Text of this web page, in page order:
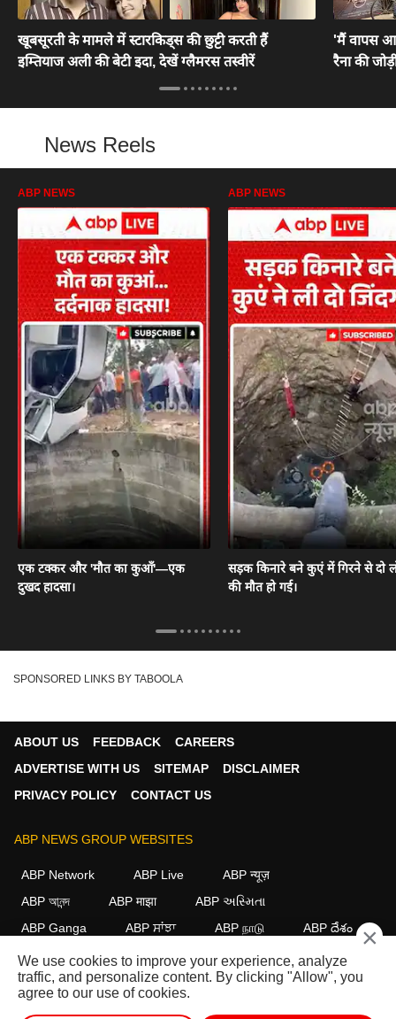
खूबसूरती के मामले में स्टारकिड्स की छुट्टी करती हैं
इम्तियाज अली की बेटी इदा, देखें ग्लैमरस तस्वीरें
'मैं वापस
रैना की
News Reels
ABP NEWS
एक टक्कर और 'मौत का कुआँ'—एक
दुखद हादसा।
ABP NEWS
सड़क किनारे बने कुएं में गिरने से दो
की मौत हो गई।
SPONSORED LINKS BY TABOOLA
ABOUT US FEEDBACK
CAREERS
ADVERTISE WITH US
SITEMAP
DISCLAIMER
PRIVACY POLICY
CONTACT US
ABP NEWS GROUP WEBSITES
ABP Network ABP Live
ABP न्यूज़
ABP আনন্দ
ABP माझा
ABP અસ્મિતા
ABP Ganga
ABP ਸਾਂਝਾ ABP நாடு ABP దేశం
FOLLOW US
×
We use cookies to improve your experience, analyze
traffic, and personalize content. By clicking "Allow", you
agree to our use of cookies.